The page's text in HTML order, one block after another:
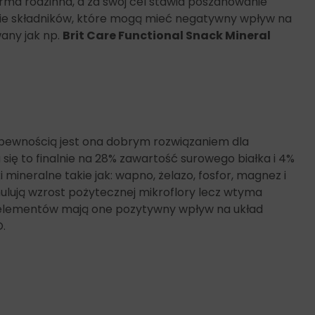
składników, które mogą mieć negatywny wpływ na
jak np. Brit Care Functional Snack Mineral
jest ona dobrym rozwiązaniem dla
to finalnie na 28% zawartość surowego białka i 4%
mineralne takie jak: wapno, żelazo, fosfor, magnez i
wzrost pożytecznej mikroflory lecz wtyma
mają one pozytywny wpływ na układ